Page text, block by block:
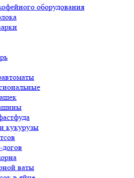
оборудования
кукурузы
ваты